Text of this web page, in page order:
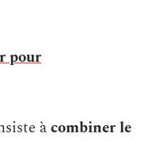
pour
àcombiner le